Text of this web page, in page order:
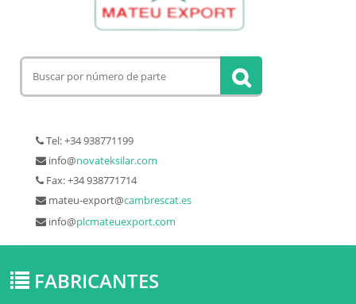
Tel: +34 938771199
info@novateksilar.com
Fax: +34 938771714
mateu-export@cambrescat.es
info@plcmateuexport.com
FABRICANTES